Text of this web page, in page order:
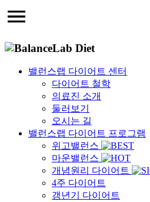
밸런스랩 다이어트 센터
다이어트 철학
의료진 소개
둘러보기
오시는 길
밸런스랩 다이어트 프로그램
위고밸런스
마운밸런스
개념원리 다이어트
4주 다이어트
갱년기 다이어트